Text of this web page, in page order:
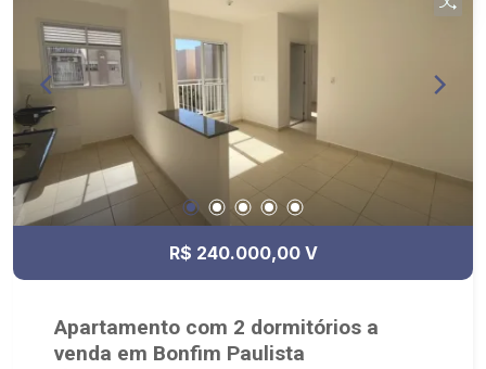
R$ 240.000,00 V
Apartamento com 2 dormitórios a
venda em Bonfim Paulista